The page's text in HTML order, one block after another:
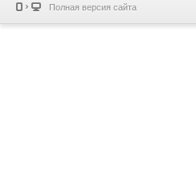
Полная версия сайта